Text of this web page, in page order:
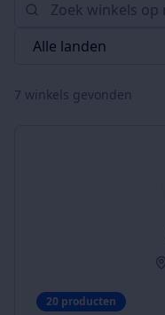
7 winkels gevonden
20 producten